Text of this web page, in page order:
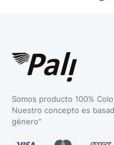
Somos producto 100%
Nuestro concepto es
género"